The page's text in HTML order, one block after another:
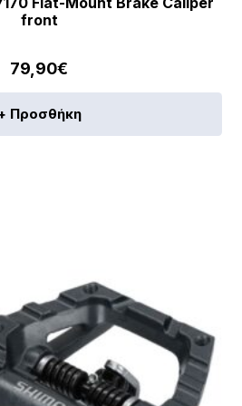
front
79,90€
Προσθήκη